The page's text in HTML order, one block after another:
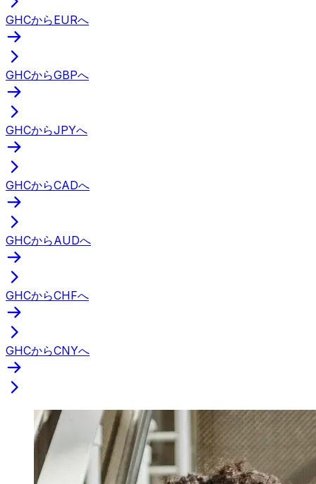
GHCからEURへ
GHCからGBPへ
GHCからJPYへ
GHCからCADへ
GHCからAUDへ
GHCからCHFへ
GHCからCNYへ